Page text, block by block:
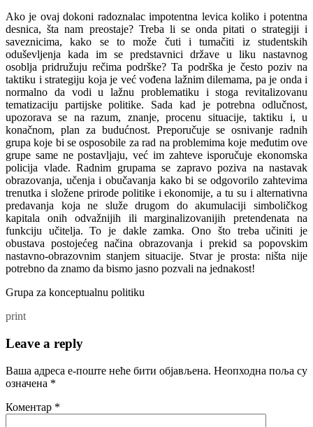
Ako je ovaj dokoni radoznalac impotentna levica koliko i potentna
desnica, šta nam preostaje? Treba li se onda pitati o strategiji i
saveznicima, kako se to može čuti i tumačiti iz studentskih
oduševljenja kada im se predstavnici države u liku nastavnog
osoblja pridružuju rečima podrške? Ta podrška je često poziv na
taktiku i strategiju koja je već vođena lažnim dilemama, pa je onda i
normalno da vodi u lažnu problematiku i stoga revitalizovanu
tematizaciju partijske politike. Sada kad je potrebna odlučnost,
upozorava se na razum, znanje, procenu situacije, taktiku i, u
konačnom, plan za budućnost. Preporučuje se osnivanje radnih
grupa koje bi se osposobile za rad na problemima koje međutim ove
grupe same ne postavljaju, već im zahteve isporučuje ekonomska
policija vlade. Radnim grupama se zapravo poziva na nastavak
obrazovanja, učenja i obučavanja kako bi se odgovorilo zahtevima
trenutka i složene prirode politike i ekonomije, a tu su i alternativna
predavanja koja ne služe drugom do akumulaciji simboličkog
kapitala onih odvažnijih ili marginalizovanijih pretendenata na
funkciju učitelja. To je dakle zamka. Ono što treba učiniti je
obustava postojećeg načina obrazovanja i prekid sa popovskim
nastavno-obrazovnim stanjem situacije. Stvar je prosta: ništa nije
potrebno da znamo da bismo jasno pozvali na jednakost!
Grupa za konceptualnu politiku
print
Leave a reply
Ваша адреса е-поште неће бити објављена. Неопходна поља су
означена *
Коментар *